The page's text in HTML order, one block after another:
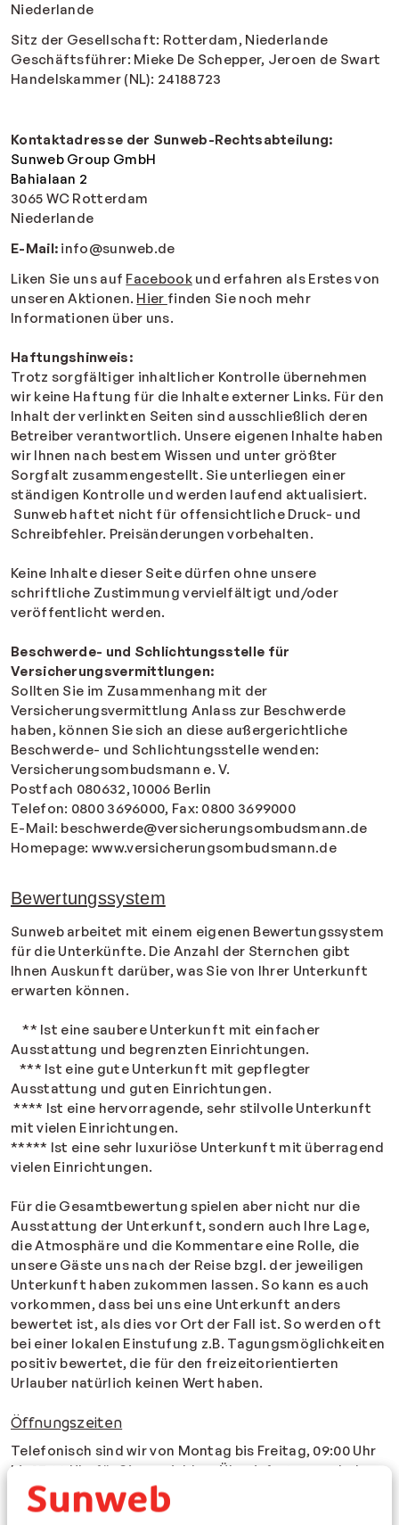
Niederlande
Sitz der Gesellschaft: Rotterdam, Niederlande
Geschäftsführer: Mieke De Schepper, Jeroen de Swart
Handelskammer (NL): 24188723
Kontaktadresse der Sunweb-Rechtsabteilung:
Sunweb Group GmbH
Bahialaan 2
3065 WC Rotterdam
Niederlande
E-Mail: info@sunweb.de
Liken Sie uns auf Facebookund erfahren als Erstes von
unseren Aktionen. Hier finden Sie noch mehr
Informationen über uns.
Haftungshinweis:
Trotz sorgfältiger inhaltlicher Kontrolle übernehmen
wir keine Haftung für die Inhalte externer Links. Für den
Inhalt der verlinkten Seiten sind ausschließlich deren
Betreiber verantwortlich. Unsere eigenen Inhalte haben
wir Ihnen nach bestem Wissen und unter größter
Sorgfalt zusammengestellt. Sie unterliegen einer
ständigen Kontrolle und werden laufend aktualisiert.
Sunweb haftet nicht für offensichtliche Druck- und
Schreibfehler. Preisänderungen vorbehalten.
Keine Inhalte dieser Seite dürfen ohne unsere
schriftliche Zustimmung vervielfältigt und/oder
veröffentlicht werden.
Beschwerde- und Schlichtungsstelle für
Versicherungsvermittlungen:
Sollten Sie im Zusammenhang mit der
Versicherungsvermittlung Anlass zur Beschwerde
haben, können Sie sich an diese außergerichtliche
Beschwerde- und Schlichtungsstelle wenden:
Versicherungsombudsmann e. V.
Postfach 080632, 10006 Berlin
Telefon: 0800 3696000, Fax: 0800 3699000
E-Mail: beschwerde@versicherungsombudsmann.de
Homepage: www.versicherungsombudsmann.de
Bewertungssystem
Sunweb arbeitet mit einem eigenen Bewertungssystem
für die Unterkünfte. Die Anzahl der Sternchen gibt
Ihnen Auskunft darüber, was Sie von Ihrer Unterkunft
erwarten können.
** Ist eine saubere Unterkunft mit einfacher
Ausstattung und begrenzten Einrichtungen.
*** Ist eine gute Unterkunft mit gepflegter
Ausstattung und guten Einrichtungen.
**** Ist eine hervorragende, sehr stilvolle Unterkunft
mit vielen Einrichtungen.
***** Ist eine sehr luxuriöse Unterkunft mit überragend
vielen Einrichtungen.
Für die Gesamtbewertung spielen aber nicht nur die
Ausstattung der Unterkunft, sondern auch Ihre Lage,
die Atmosphäre und die Kommentare eine Rolle, die
unsere Gäste uns nach der Reise bzgl. der jeweiligen
Unterkunft haben zukommen lassen. So kann es auch
vorkommen, dass bei uns eine Unterkunft anders
bewertet ist, als dies vor Ort der Fall ist. So werden oft
bei einer lokalen Einstufung z.B. Tagungsmöglichkeiten
positiv bewertet, die für den freizeitorientierten
Urlauber natürlich keinen Wert haben.
Öffnungszeiten
Telefonisch sind wir von Montag bis Freitag, 09:00 Uhr
bis 17:30 Uhr für Sie erreichbar. Über info@sunweb.de
können Sie uns rund um die Uhr eine Nachricht
zukommen lassen. Informationen über unser aktuelles